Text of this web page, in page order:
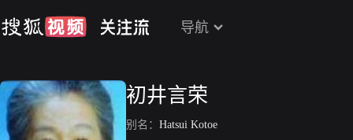
导航
初井言荣
别名： Hatsui Kotoe